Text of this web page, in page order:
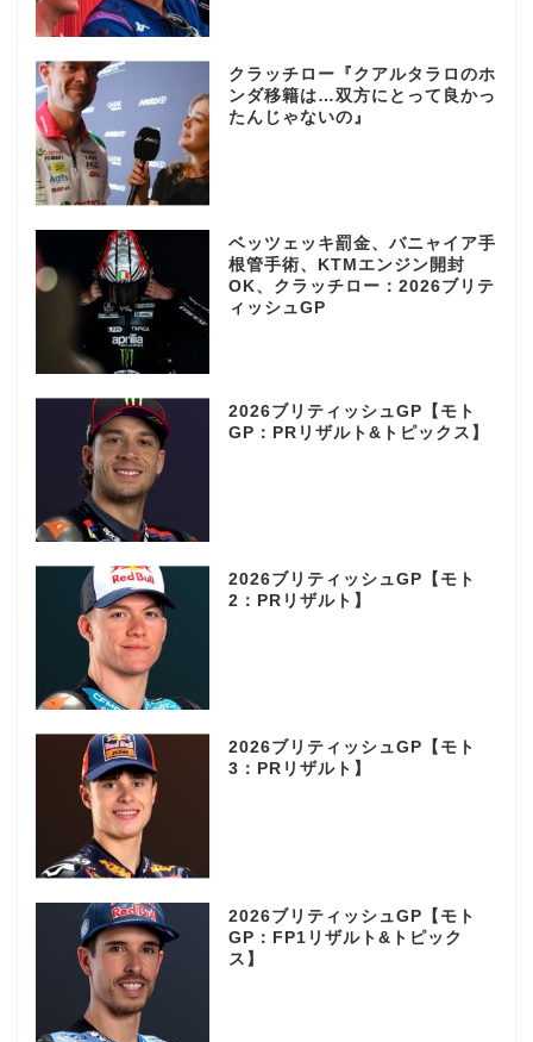
クラッチロー『クアルタラロのホ
ンダ移籍は…双方にとって良かっ
たんじゃないの』
ベッツェッキ罰金、バニャイア手
根管手術、KTMエンジン開封
OK、クラッチロー：2026ブリテ
ィッシュGP
2026ブリティッシュGP【モト
GP：PRリザルト&トピックス】
2026ブリティッシュGP【モト
2：PRリザルト】
2026ブリティッシュGP【モト
3：PRリザルト】
2026ブリティッシュGP【モト
GP：FP1リザルト&トピック
ス】